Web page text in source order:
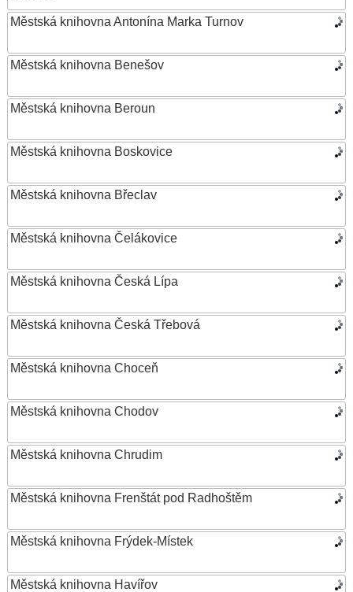
Městská knihovna Antonína Marka Turnov
Městská knihovna Benešov
Městská knihovna Beroun
Městská knihovna Boskovice
Městská knihovna Břeclav
Městská knihovna Čelákovice
Městská knihovna Česká Lípa
Městská knihovna Česká Třebová
Městská knihovna Choceň
Městská knihovna Chodov
Městská knihovna Chrudim
Městská knihovna Frenštát pod Radhoštěm
Městská knihovna Frýdek-Místek
Městská knihovna Havířov